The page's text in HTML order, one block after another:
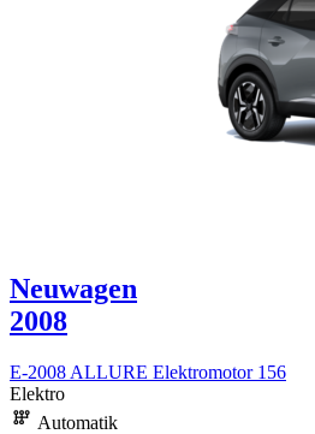
Neuwagen
2008
E-2008 ALLURE Elektromotor 156
Elektro
Automatik